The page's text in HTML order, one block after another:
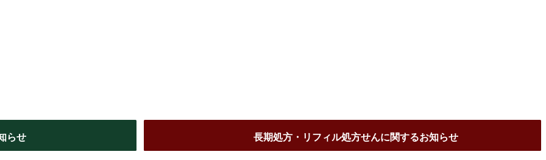
らせ 長期処方・リフィル処方せんに関するお知らせ